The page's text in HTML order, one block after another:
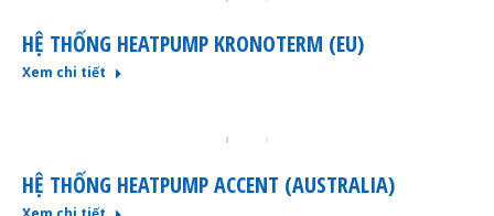
HỆ THỐNG HEATPUMP KRONOTERM (EU)
Xem chi tiết
HỆ THỐNG HEATPUMP ACCENT (AUSTRALIA)